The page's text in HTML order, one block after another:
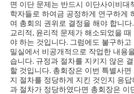
면 이단 문제는 반드시 이단사이비대
학자들로 하여금 공정하게 연구하게
여 총회의 권위로 결정을 해야 합니다.
교리적, 윤리적 문제가 해소되었을
야 하는 것입니다. 그럼에도 불구하
밀실에서 비공개적으로 작업한 내용
습니다. 규정과 절차를 지키지 않은
할 것입니다. 총회장은 이번 특별사
지 절차를 정당하게 지킨 것인지 응
과 절차가 정당하였다면 총회장은 이